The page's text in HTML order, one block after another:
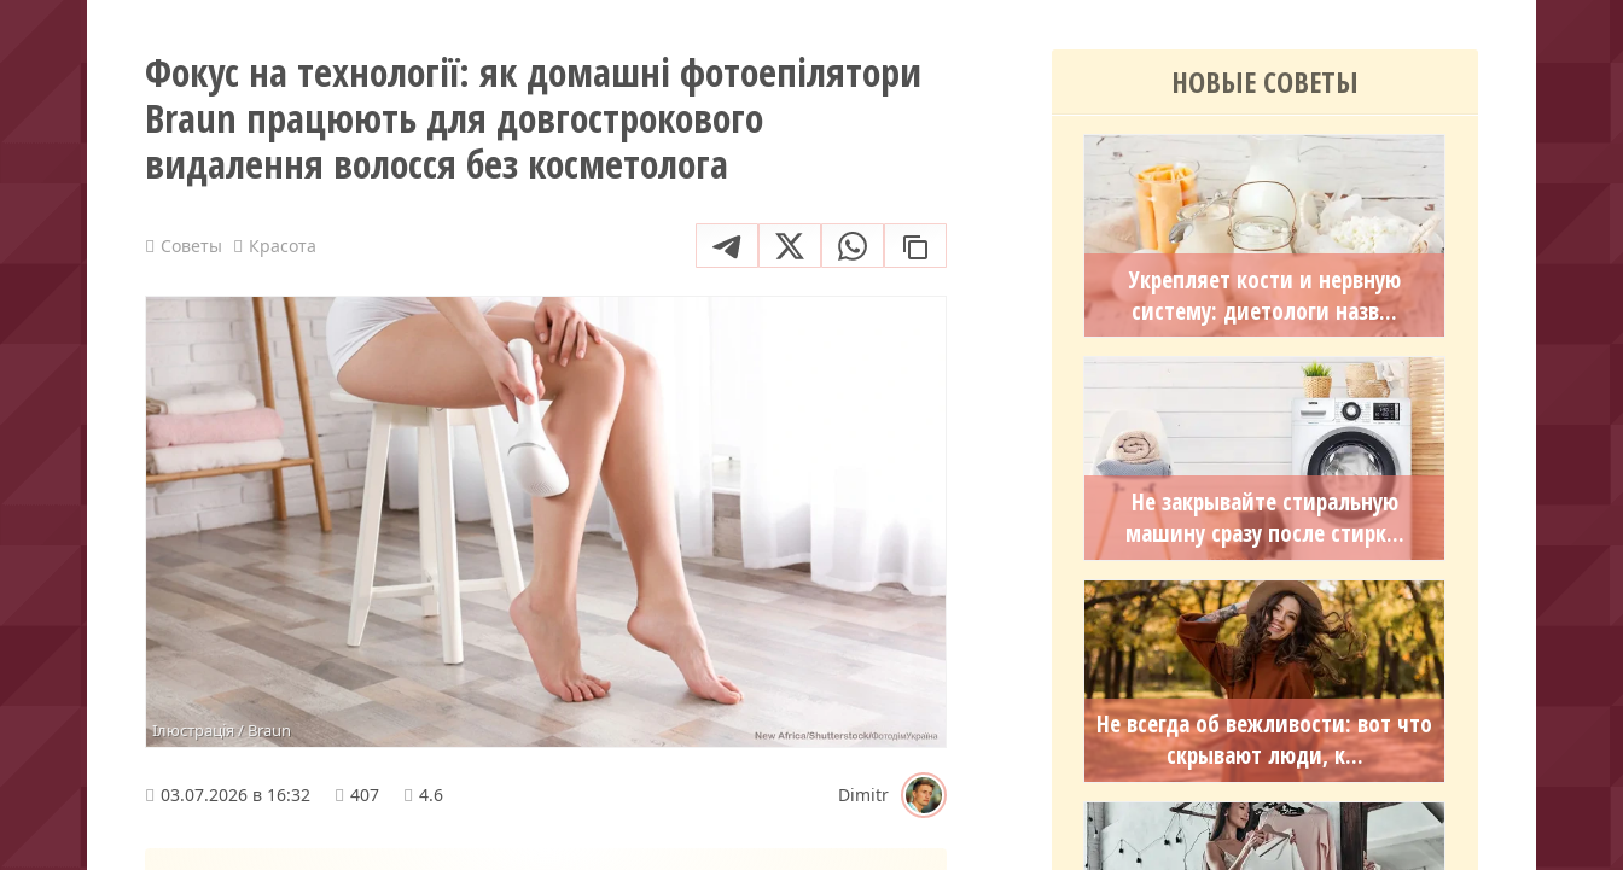
Фокус на технології: як домашні фотоепілятори
Braun працюють для довгострокового
видалення волосся без косметолога
Советы Красота
Ілюстрація / Braun
03.07.2026 в 16:32 407 4.6 Dimitr
НОВЫЕ СОВЕТЫ
Укрепляет кости и нервную
систему: диетологи назв...
Не закрывайте стиральную
машину сразу после стирк...
Не всегда об вежливости: вот что
скрывают люди, к...